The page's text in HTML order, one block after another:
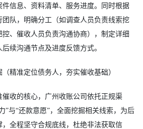
信息、资料清单、服务进度。同时根据
队，明确分工（如调查人员负责线索挖
、催收人员负责沟通协商），制定详细
续沟通节点及进度反馈方式。
精准定位债务人，夯实催收基础）
收的核心，广州收账公司依托正规渠
”与“还款意愿”，全面挖掘相关线索，为后
全程坚守合规底线，杜绝非法获取信